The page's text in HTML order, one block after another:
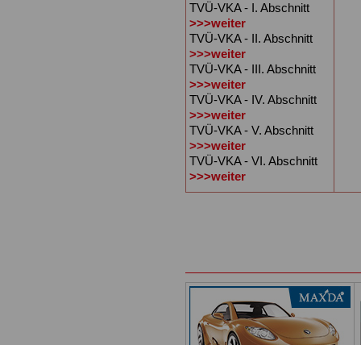
TVÜ-VKA - I. Abschnitt
>>>weiter
TVÜ-VKA - II. Abschnitt
>>>weiter
TVÜ-VKA - III. Abschnitt
>>>weiter
TVÜ-VKA - IV. Abschnitt
>>>weiter
TVÜ-VKA - V. Abschnitt
>>>weiter
TVÜ-VKA - VI. Abschnitt
>>>weiter